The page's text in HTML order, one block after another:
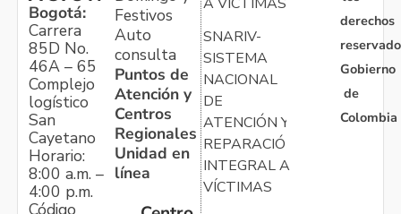
Bogotá:
Carrera
85D No.
46A – 65
Complejo
logístico
San
Cayetano
Horario:
8:00 a.m. –
4:00 p.m.
Código
Festivos
Auto
consulta
Puntos de
Atención y
Centros
Regionales
Unidad en
línea
SNARIV-
SISTEMA
NACIONAL
DE
ATENCIÓN Y
REPARACIÓN
INTEGRAL A
VÍCTIMAS
derechos
Gobierno
de
Colombia